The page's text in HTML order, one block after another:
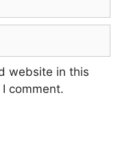
website in this
comment.